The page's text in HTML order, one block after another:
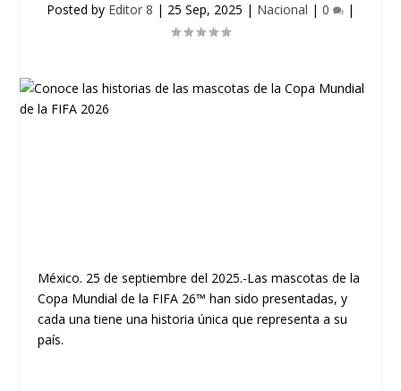
Posted by Editor 8 | 25 Sep, 2025 | Nacional | 0 |
México. 25 de septiembre del 2025.-Las mascotas de la
Copa Mundial de la FIFA 26™ han sido presentadas, y
cada una tiene una historia única que representa a su
país.